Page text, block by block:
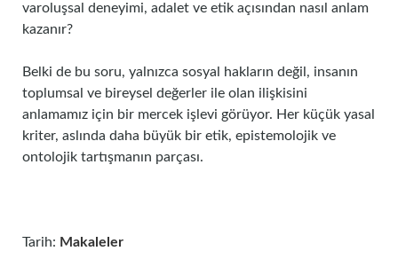
varoluşsal deneyimi, adalet ve etik açısından nasıl anlam
kazanır?
Belki de bu soru, yalnızca sosyal hakların değil, insanın
toplumsal ve bireysel değerler ile olan ilişkisini
anlamamız için bir mercek işlevi görüyor. Her küçük yasal
kriter, aslında daha büyük bir etik, epistemolojik ve
ontolojik tartışmanın parçası.
Tarih: Makaleler